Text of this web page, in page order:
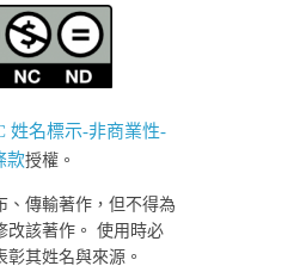
姓名標示-非商業性-
款授權。
、傳輸著作，但不得為
改該著作。 使用時必
其姓名與來源。